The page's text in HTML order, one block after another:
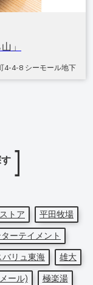
」
4-4-8 シーモール地下
トア
平田牧場
ーテイメント
バリュ東海
雄大
ール)
極楽湯